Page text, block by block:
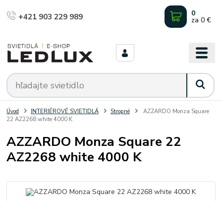
+421 903 229 989 0
za 0 €
Úvod INTERIÉROVÉ SVIETIDLÁ Stropné
AZZARDO Monza Square
22 AZ2268 white 4000 K
AZZARDO Monza Square 22
AZ2268 white 4000 K